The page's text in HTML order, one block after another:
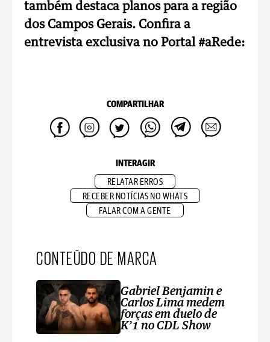
também destaca planos para a região
dos Campos Gerais. Confira a
entrevista exclusiva no Portal #aRede:
COMPARTILHAR
INTERAGIR
RELATAR ERROS
RECEBER NOTÍCIAS NO WHATS
FALAR COM A GENTE
CONTEÚDO DE MARCA
Gabriel Benjamin e
Carlos Lima medem
forças em duelo de
K’1 no CDL Show